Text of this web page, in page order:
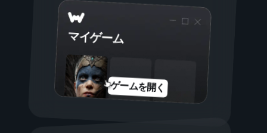
マイゲーム
ゲームを開く